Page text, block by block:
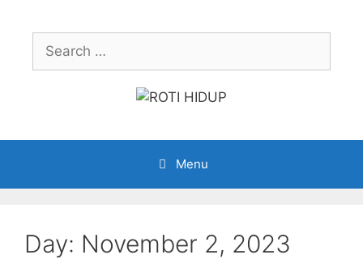
contentSearch
for:
Menu
Day: November 2, 2023